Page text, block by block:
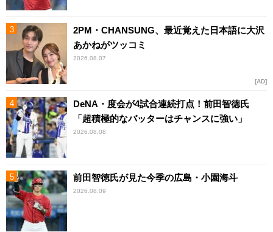
2PM・CHANSUNG、最近覚えた日本語に大沢
あかねがツッコミ
2026.08.07
AD
DeNA・度会が4試合連続打点！前田智徳氏
「超積極的なバッターはチャンスに強い」
2026.08.08
前田智徳氏が見た今季の広島・小園海斗
2026.08.09